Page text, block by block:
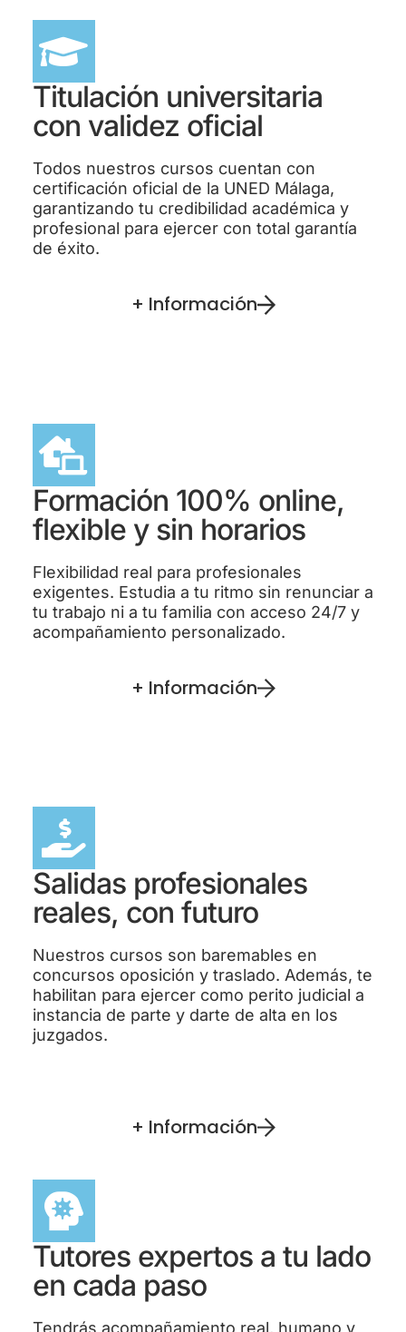
Titulación universitaria
con validez oficial
Todos nuestros cursos cuentan con
certificación oficial de la UNED Málaga,
garantizando tu credibilidad académica y
profesional para ejercer con total garantía
de éxito.
+ Información
Formación 100% online,
flexible y sin horarios
Flexibilidad real para profesionales
exigentes. Estudia a tu ritmo sin renunciar a
tu trabajo ni a tu familia con acceso 24/7 y
acompañamiento personalizado.
+ Información
Salidas profesionales
reales, con futuro
Nuestros cursos son baremables en
concursos oposición y traslado. Además, te
habilitan para ejercer como perito judicial a
instancia de parte y darte de alta en los
juzgados.
+ Información
Tutores expertos a tu lado
en cada paso
Tendrás acompañamiento real, humano y